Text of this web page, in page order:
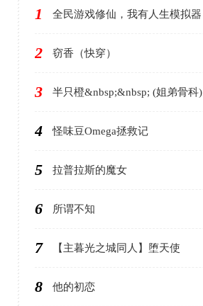
1 全民游戏修仙，我有人生模拟器
2 窃香（快穿）
3 半只橙&nbsp;&nbsp; (姐弟骨科)
4 怪味豆Omega拯救记
5 拉普拉斯的魔女
6 所谓不知
7 【主暮光之城同人】堕天使
8 他的初恋